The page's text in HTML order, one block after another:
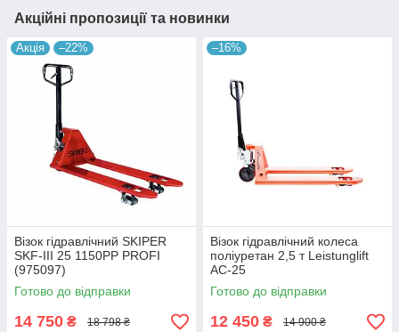
Акційні пропозиції та новинки
Акція –22%
Візок гідравлічний SKIPER
SKF-III 25 1150PP PROFI
(975097)
Готово до відправки
14 750 ₴ 18 798 ₴
–16%
Візок гідравлічний колеса
поліуретан 2,5 т Leistunglift
AC-25
Готово до відправки
12 450 ₴ 14 900 ₴